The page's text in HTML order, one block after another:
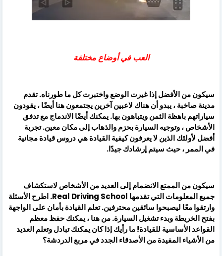
العب في أوضاع مختلفة
سيكون من الأفضل إذا غيرت الوضع واختبرت كل ما طورناه. تقدم
مدينة صاخبة ، يبدو أن هناك لاعبين آخرين يجتمعون هنا أيضًا ، يقودون
سياراتهم باهظة الثمن ويتباهون بها. يمكنك أيضًا الاندماج مع تدفق
الأشخاص ، وتوجيه السيارة بحزم والذهاب إلى مكان معين. تجربة
أفضل لأولئك الذين لا يعرفون كيفية القيادة هي دروس قيادة مجانية
في الممر ، حيث سيتم إرشادك جيدًا.
سيكون من الممتع الانضمام إلى العديد من الأشخاص لاستكشاف
جميع المعلومات التي تقدمها Real Driving School. اطرح الأسئلة
وارتقوا معًا ليصبحوا سائقين محترفين. تعلم القيادة بأمان على الواجهة
بفتح الخريطة وبدء تشغيل السيارة. من هنا ، يمكنك حفظ معظم
القواعد الأساسية للقيادة! ما رأيك إذا كان يمكنك تبادل وتعلم العديد
من الأشياء المفيدة من الأصدقاء الجدد في مربع الدردشة؟